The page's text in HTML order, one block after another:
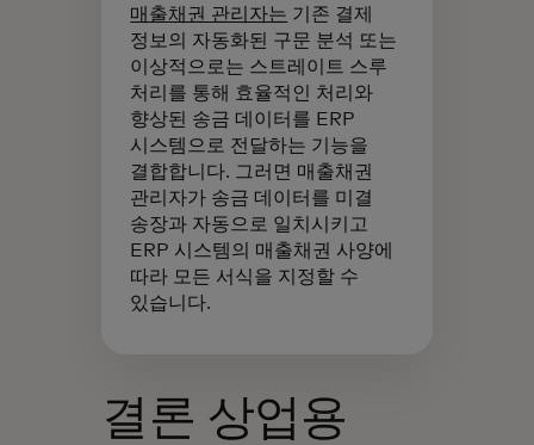
매출채권 관리자는 기존 결제
정보의 자동화된 구문 분석 또는
이상적으로는 스트레이트 스루
처리를 통해 효율적인 처리와
향상된 송금 데이터를 ERP
시스템으로 전달하는 기능을
결합합니다. 그러면 매출채권
관리자가 송금 데이터를 미결
송장과 자동으로 일치시키고
ERP 시스템의 매출채권 사양에
따라 모든 서식을 지정할 수
있습니다.
결론 상업용